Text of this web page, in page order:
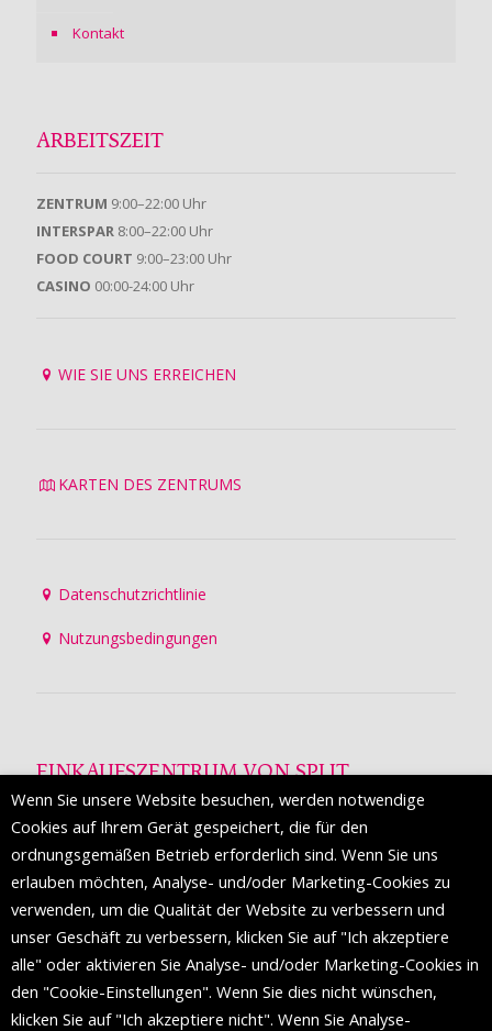
Kontakt
ARBEITSZEIT
ZENTRUM 9:00–22:00 Uhr
INTERSPAR 8:00–22:00 Uhr
FOOD COURT 9:00–23:00 Uhr
CASINO 00:00-24:00 Uhr
WIE SIE UNS ERREICHEN
KARTEN DES ZENTRUMS
Datenschutzrichtlinie
Nutzungsbedingungen
EINKAUFSZENTRUM VON SPLIT
ist ein prestigeträchtiges Einkaufsziel mit
etwa 200 Einzelhandelsmarken und einer Reihe von
Weltmodemarken, die zum ersten Mal in Split erscheinen.
FOLGEN SIE UNS
Wenn Sie unsere Website besuchen, werden notwendige
Cookies auf Ihrem Gerät gespeichert, die für den
ordnungsgemäßen Betrieb erforderlich sind. Wenn Sie uns
erlauben möchten, Analyse- und/oder Marketing-Cookies zu
verwenden, um die Qualität der Website zu verbessern und
unser Geschäft zu verbessern, klicken Sie auf "Ich akzeptiere
alle" oder aktivieren Sie Analyse- und/oder Marketing-Cookies in
den "Cookie-Einstellungen". Wenn Sie dies nicht wünschen,
klicken Sie auf "Ich akzeptiere nicht". Wenn Sie Analyse-